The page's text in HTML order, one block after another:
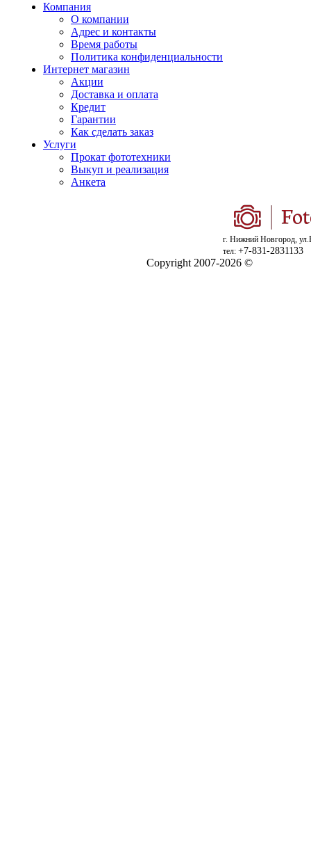
Компания
О компании
Адрес и контакты
Время работы
Политика конфиденциальности
Интернет магазин
Акции
Доставка и оплата
Кредит
Гарантии
Как сделать заказ
Услуги
Прокат фототехники
Выкуп и реализация
Анкета
г. Нижний Новгород,
тел: +7-831-2831133
Copyright 2007-2026 ©